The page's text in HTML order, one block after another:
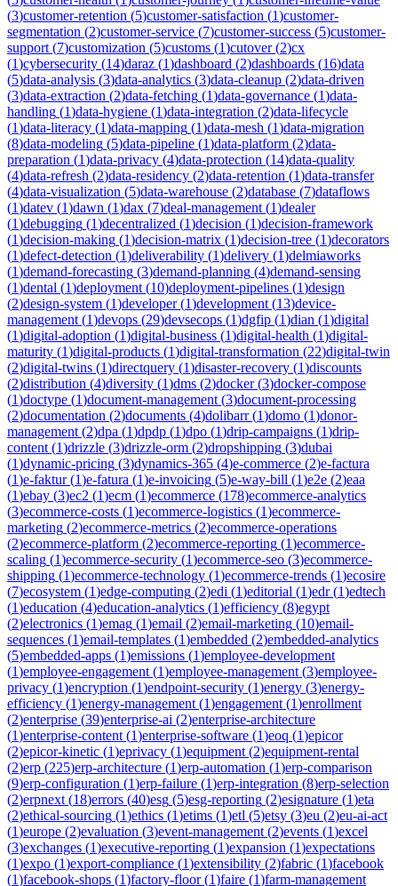
(3)customer-retention (5)customer-satisfaction (1)customer-
segmentation (2)customer-service (7)customer-success (5)customer-
support (7)customization (5)customs (1)cutover(2)cx
(1)cybersecurity (14)daraz (1)dashboard (2)dashboards (16)data
(5)data-analysis (3)data-analytics (3)data-cleanup (2)data-driven
(3)data-extraction (2)data-fetching (1)data-governance (1)data-
handling (1)data-hygiene (1)data-integration (2)data-lifecycle
(1)data-literacy (1)data-mapping (1)data-mesh (1)data-migration
(8)data-modeling (5)data-pipeline (1)data-platform (2)data-
preparation (1)data-privacy (4)data-protection (14)data-quality
(4)data-refresh (2)data-residency (2)data-retention (1)data-transfer
(4)data-visualization (5)data-warehouse (2)database (7)dataflows
(1)datev (1)dawn (1)dax (7)deal-management (1)dealer
(1)debugging (1)decentralized (1)decision (1)decision-framework
(1)decision-making (1)decision-matrix (1)decision-tree (1)decorators
(1)defect-detection (1)deliverability (1)delivery (1)delmiaworks
(1)demand-forecasting (3)demand-planning (4)demand-sensing
(1)dental (1)deployment (10)deployment-pipelines (1)design
(2)design-system (1)developer(1)development (13)device-
management (1)devops (29)devsecops (1)dgfip (1)dian (1)digital
(1)digital-adoption (1)digital-business (1)digital-health (1)digital-
maturity (1)digital-products (1)digital-transformation (22)digital-twin
(2)digital-twins (1)directquery (1)disaster-recovery (1)discounts
(2)distribution (4)diversity (1)dms (2)docker(3)docker-compose
(1)doctype (1)document-management (3)document-processing
(2)documentation (2)documents (4)dolibarr(1)domo (1)donor-
management (2)dpa (1)dpdp (1)dpo (1)drip-campaigns (1)drip-
content (1)drizzle (3)drizzle-orm (2)dropshipping (3)dubai
(1)dynamic-pricing (3)dynamics-365 (4)e-commerce (2)e-factura
(1)e-faktur(1)e-fatura (1)e-invoicing (5)e-way-bill (1)e2e (2)eaa
(1)ebay (3)ec2 (1)ecm (1)ecommerce (178)ecommerce-analytics
(3)ecommerce-costs (1)ecommerce-logistics (1)ecommerce-
marketing (2)ecommerce-metrics (2)ecommerce-operations
(2)ecommerce-platform (2)ecommerce-reporting (1)ecommerce-
scaling (1)ecommerce-security (1)ecommerce-seo (3)ecommerce-
shipping (1)ecommerce-technology (1)ecommerce-trends (1)ecosire
(7)ecosystem (1)edge-computing (2)edi (1)editorial (1)edr(1)edtech
(1)education (4)education-analytics (1)efficiency (8)egypt
(2)electronics (1)emag (1)email (2)email-marketing (10)email-
sequences (1)email-templates (1)embedded (2)embedded-analytics
(5)embedded-apps (1)emissions (1)employee-development
(1)employee-engagement (1)employee-management (3)employee-
privacy (1)encryption (1)endpoint-security (1)energy (3)energy-
efficiency (1)energy-management (1)engagement (1)enrollment
(2)enterprise (39)enterprise-ai (2)enterprise-architecture
(1)enterprise-content (1)enterprise-software (1)eoq (1)epicor
(2)epicor-kinetic (1)eprivacy (1)equipment (2)equipment-rental
(2)erp (225)erp-architecture (1)erp-automation (1)erp-comparison
(9)erp-configuration (1)erp-failure (1)erp-integration (8)erp-selection
(2)erpnext (18)errors (40)esg (5)esg-reporting (2)esignature (1)eta
(2)ethical-sourcing (1)ethics (1)etims (1)etl (5)etsy (3)eu (2)eu-ai-act
(1)europe (2)evaluation (3)event-management (2)events (1)excel
(3)exchanges (1)executive-reporting (1)expansion (1)expectations
(1)expo (1)export-compliance (1)extensibility (2)fabric (1)facebook
(1)facebook-shops (1)factory-floor(1)faire (1)farm-management